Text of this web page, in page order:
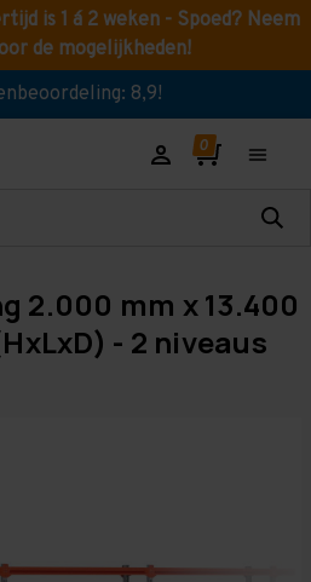
is 1 á 2 weken - Spoed? Neem
de mogelijkheden!
8,9!
2.000 mm x 13.400
- 2 niveaus